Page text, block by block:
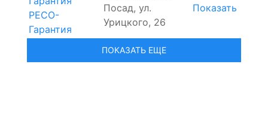
РЕСО-
Гарантия
Посад, ул.
Урицкого, 26
Показать